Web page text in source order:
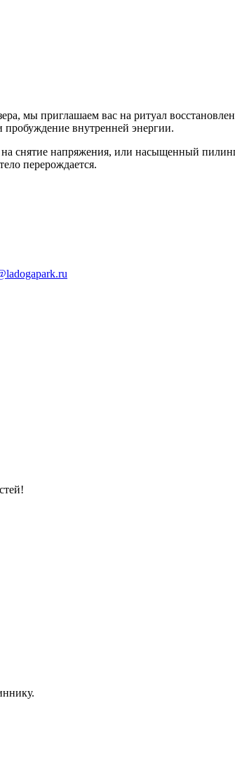
мы приглашаем вас на ритуал
пробуждение внутренней энергии.
снятие напряжения, или насыщенный
перерождается.